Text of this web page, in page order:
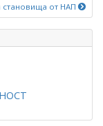
становища от НАП